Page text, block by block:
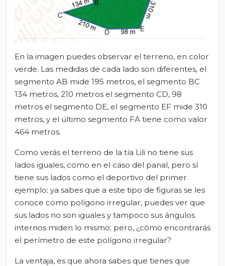
En la imagen puedes observar el terreno, en color
verde. Las medidas de cada lado son diferentes, el
segmento AB mide 195 metros, el segmento BC
134 metros, 210 metros el segmento CD, 98
metros el segmento DE, el segmento EF mide 310
metros, y el último segmento FA tiene como valor
464 metros.
Como verás el terreno de la tía Lili no tiene sus
lados iguales, como en el caso del panal, pero sí
tiene sus lados como el deportivo del primer
ejemplo; ya sabes que a este tipo de figuras se les
conoce como polígono irregular, puedes ver que
sus lados no son iguales y tampoco sus ángulos
internos miden lo mismo; pero, ¿cómo encontrarás
el perímetro de este polígono irregular?
La ventaja, es que ahora sabes que tienes que